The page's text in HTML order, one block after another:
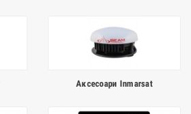
Аксесоари Inmarsat